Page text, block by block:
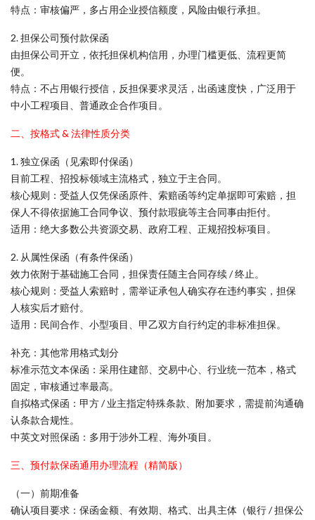
特点：审核偏严，多占用企业授信额度，风险由银行承担。
2. 担保公司预付款保函
由担保公司开立，依托担保机构信用，办理门槛更低、流程更简
便。
特点：不占用银行授信，反担保要求灵活，出函速度快，广泛用于
中小工程项目、普通政企合作项目。
二、按格式 & 法律性质分类
1. 独立保函（见索即付保函）
目前工程、招投标领域主流格式，独立于主合同。
核心规则：受益人仅凭保函原件、索赔函等约定单据即可索赔，担
保人不得依据施工合同争议、预付款瑕疵等主合同事由拒付。
适用：绝大多数公共资源交易、政府工程、正规招投标项目。
2. 从属性保函（有条件保函）
效力依附于基础施工合同，担保责任随主合同存续 / 终止。
核心规则：受益人索赔时，需举证承包人确实存在违约事实，担保
人核实后才赔付。
适用：民间合作、小型项目、甲乙双方自行约定的非标准担保。
补充：其他常用格式划分
标准示范文本保函：采用住建部、交易中心、行业统一范本，格式
固定，审核通过率最高。
自拟格式保函：甲方 / 业主指定特殊条款、附加要求，需提前沟通确
认条款合规性。
中英文对照保函：多用于涉外工程、海外项目。
三、预付款保函通用办理流程（精简版）
（一）前期准备
确认项目要求：保函金额、有效期、格式、出具主体（银行 / 担保公